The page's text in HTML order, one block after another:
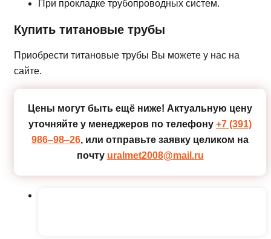
При прокладке трубопроводных систем.
Купить титановые трубы
Приобрести титановые трубы Вы можете у нас на
сайте.
Цены могут быть ещё ниже! Актуальную цену
уточняйте у менеджеров по телефону +7 (391)
986‒98‒26, или отправьте заявку целиком на
почту uralmet2008@mail.ru